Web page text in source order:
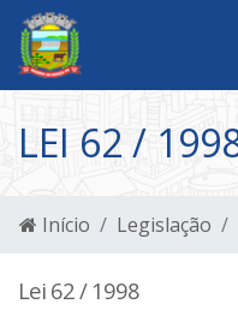
LEI 62 /
Início Legislação
Lei 62 / 1998